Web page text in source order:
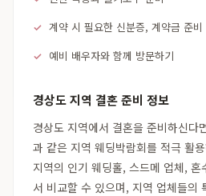
계약 시 필요한 신분증, 계약금 준비
예비 배우자와 함께 방문하기
경상도 지역 결혼 준비 정보
경상도 지역에서 결혼을 준비하신다
과 같은 지역 웨딩박람회를 적극 활
지역의 인기 웨딩홀, 스드메 업체, 혼
서 비교할 수 있으며, 지역 업체들의